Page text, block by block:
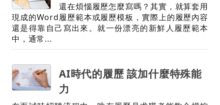
還在煩惱履歷怎麼寫嗎？其實，就算套用
現成的Word履歷範本或履歷模板，實際上的履歷內容
還是得靠自己寫出來。就一份漂亮的新鮮人履歷範本
中，通常...
AI時代的履歷 該加什麼特殊能
力